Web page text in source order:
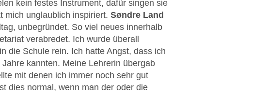
kein festes Instrument, dafür singen sie
mich unglaublich inspiriert. Søndre Land
unbegründet. So viel neues innerhalb
verabredet. Ich wurde überall
die Schule rein. Ich hatte Angst, dass ich
kannten. Meine Lehrerin übergab
mit denen ich immer noch sehr gut
dies normal, wenn man der oder die